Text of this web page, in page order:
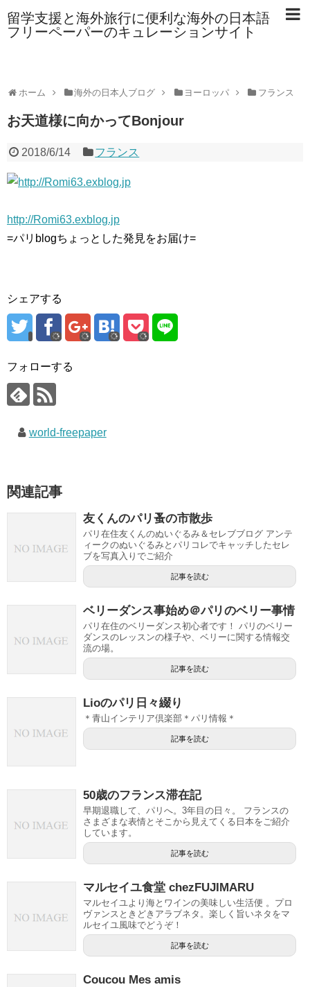
留学支援と海外旅行に便利な海外の日本語
フリーペーパーのキュレーションサイト
ホーム 海外の日本人ブログ ヨーロッパ フランス
お天道様に向かってBonjour
2018/6/14 フランス
http://Romi63.exblog.jp
=パリblogちょっとした発見をお届け=
シェアする
フォローする
world-freepaper
関連記事
友くんのパリ蚤の市散歩
パリ在住友くんのぬいぐるみ＆セレブブログ アンテ
ィークのぬいぐるみとパリコレでキャッチしたセレ
ブを写真入りでご紹介
記事を読む
ベリーダンス事始め＠パリのベリー事情
パリ在住のベリーダンス初心者です！ パリのベリー
ダンスのレッスンの様子や、ベリーに関する情報交
流の場。
記事を読む
Lioのパリ日々綴り
＊青山インテリア倶楽部＊パリ情報＊
記事を読む
50歳のフランス滞在記
早期退職して、パリへ。3年目の日々。 フランスの
さまざまな表情とそこから見えてくる日本をご紹介
しています。
記事を読む
マルセイユ食堂 chezFUJIMARU
マルセイユより海とワインの美味しい生活便 。プロ
ヴァンスときどきアラブネタ。楽しく旨いネタをマ
ルセイユ風味でどうぞ！
記事を読む
Coucou Mes amis